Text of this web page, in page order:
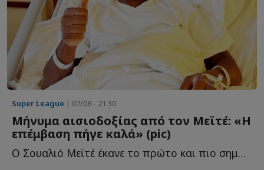
Super League | 07/08 - 21:30
Μήνυμα αισιοδοξίας από τον Μεϊτέ: «Η
επέμβαση πήγε καλά» (pic)
Ο Σουαλιό Μεϊτέ έκανε το πρώτο και πιο σημαντικό βήμα σ...